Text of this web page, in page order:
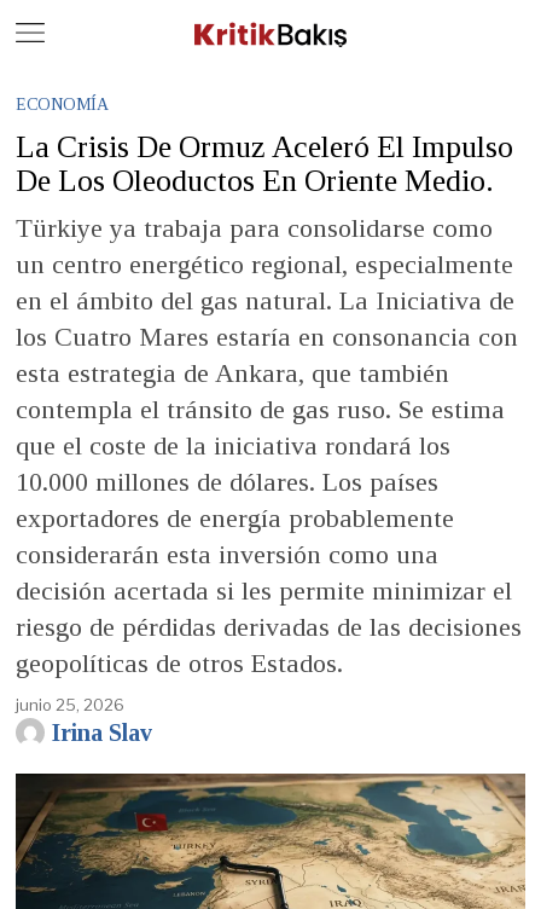
ECONOMÍA
La Crisis De Ormuz Aceleró El Impulso
De Los Oleoductos En Oriente Medio.
Türkiye ya trabaja para consolidarse como
un centro energético regional, especialmente
en el ámbito del gas natural. La Iniciativa de
los Cuatro Mares estaría en consonancia con
esta estrategia de Ankara, que también
contempla el tránsito de gas ruso. Se estima
que el coste de la iniciativa rondará los
10.000 millones de dólares. Los países
exportadores de energía probablemente
considerarán esta inversión como una
decisión acertada si les permite minimizar el
riesgo de pérdidas derivadas de las decisiones
geopolíticas de otros Estados.
junio 25, 2026
Irina Slav